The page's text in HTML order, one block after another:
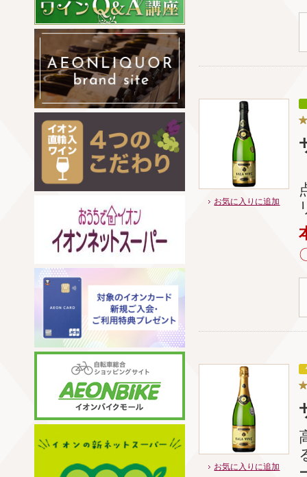
お気に入りに追加
お気に入りに追加